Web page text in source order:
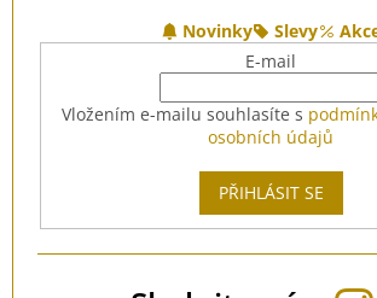
Novinky Slevy
E-mail
Vložením e-mailu souhlasíte s
osobních údajů
PŘIHLÁSIT SE